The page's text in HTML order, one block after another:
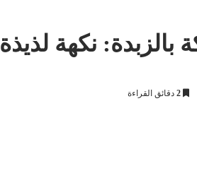
بالزبدة: نكهة
2 دقائق القراءة